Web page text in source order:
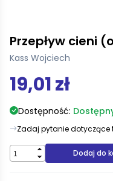
Przepływ cieni
Kass Wojciech
19,01 zł
Dostępność:
Zadaj pytanie dotyczące
Dodaj do